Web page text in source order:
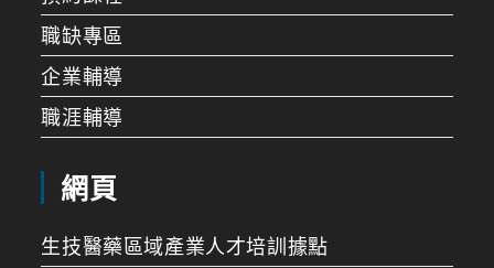
職缺專區
企業輔導
職涯輔導
網頁
生技醫藥區域產業人才培訓據點